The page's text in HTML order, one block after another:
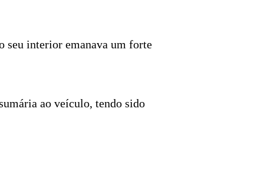
seu interior emanava um forte
ao veículo, tendo sido